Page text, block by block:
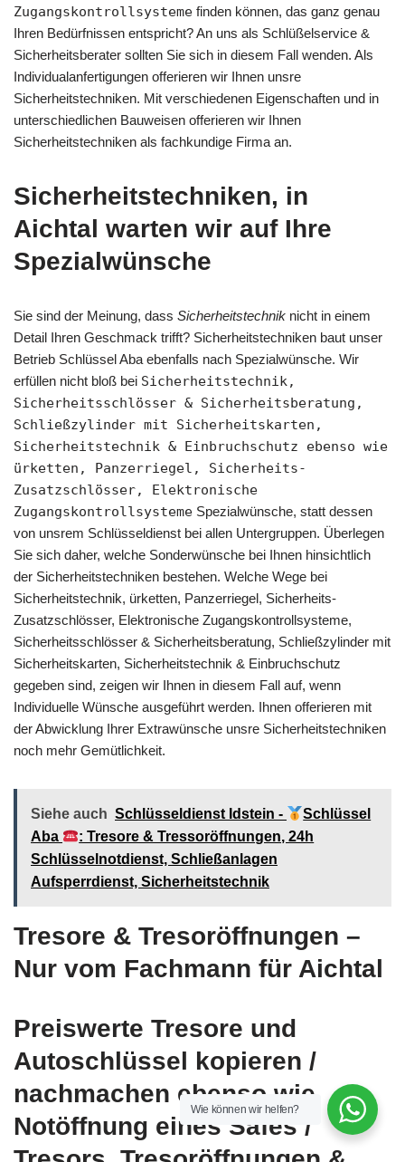
Zugangskontrollsysteme finden können, das ganz genau
Ihren Bedürfnissen entspricht? An uns als Schlüßelservice &
Sicherheitsberater sollten Sie sich in diesem Fall wenden. Als
Individualanfertigungen offerieren wir Ihnen unsre
Sicherheitstechniken. Mit verschiedenen Eigenschaften und in
unterschiedlichen Bauweisen offerieren wir Ihnen
Sicherheitstechniken als fachkundige Firma an.
Sicherheitstechniken, in
Aichtal warten wir auf Ihre
Spezialwünsche
Sie sind der Meinung, dass Sicherheitstechnik nicht in einem
Detail Ihren Geschmack trifft? Sicherheitstechniken baut unser
Betrieb Schlüssel Aba ebenfalls nach Spezialwünsche. Wir
erfüllen nicht bloß bei Sicherheitstechnik,
Sicherheitsschlösser & Sicherheitsberatung,
Schließzylinder mit Sicherheitskarten,
Sicherheitstechnik & Einbruchschutz ebenso wie
ürketten, Panzerriegel, Sicherheits-
Zusatzschlösser, Elektronische
Zugangskontrollsysteme Spezialwünsche, statt dessen
von unsrem Schlüsseldienst bei allen Untergruppen. Überlegen
Sie sich daher, welche Sonderwünsche bei Ihnen hinsichtlich
der Sicherheitstechniken bestehen. Welche Wege bei
Sicherheitstechnik, ürketten, Panzerriegel, Sicherheits-
Zusatzschlösser, Elektronische Zugangskontrollsysteme,
Sicherheitsschlösser & Sicherheitsberatung, Schließzylinder mit
Sicherheitskarten, Sicherheitstechnik & Einbruchschutz
gegeben sind, zeigen wir Ihnen in diesem Fall auf, wenn
Individuelle Wünsche ausgeführt werden. Ihnen offerieren mit
der Abwicklung Ihrer Extrawünsche unsre Sicherheitstechniken
noch mehr Gemütlichkeit.
Siehe auch Schlüsseldienst Idstein -
Schlüssel
Aba
: Tresore & Tressoröffnungen, 24h
Schlüsselnotdienst, Schließanlagen
Aufsperrdienst, Sicherheitstechnik
Tresore & Tresoröffnungen –
Nur vom Fachmann für Aichtal
Preiswerte Tresore und
Autoschlüssel kopieren /
nachmachen ebenso wie
Notöffnung eines Safes /
Wie können wir helfen?